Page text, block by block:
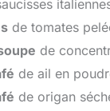
de tomates
de
de ail en
de origan